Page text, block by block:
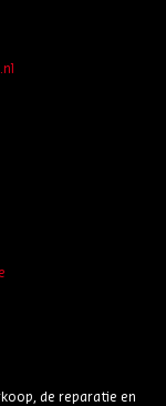
de reparatie en